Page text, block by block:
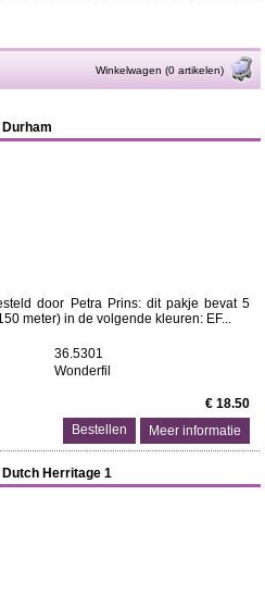
Winkelwagen (0 artikelen)
door Petra Prins: dit pakje bevat 5
meter) in de volgende kleuren: EF...
36.5301
Wonderfil
€ 18.50
Meer informatie
Herritage 1